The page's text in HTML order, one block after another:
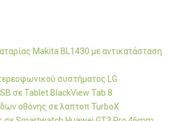
Makita BL1430 με αντικατάσταση
συστήματος LG
σε Tablet BlackView Tab 8
οθόνης σε λαπτοπ TurboX